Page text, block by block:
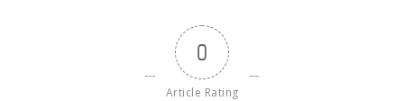
0
Article Rating